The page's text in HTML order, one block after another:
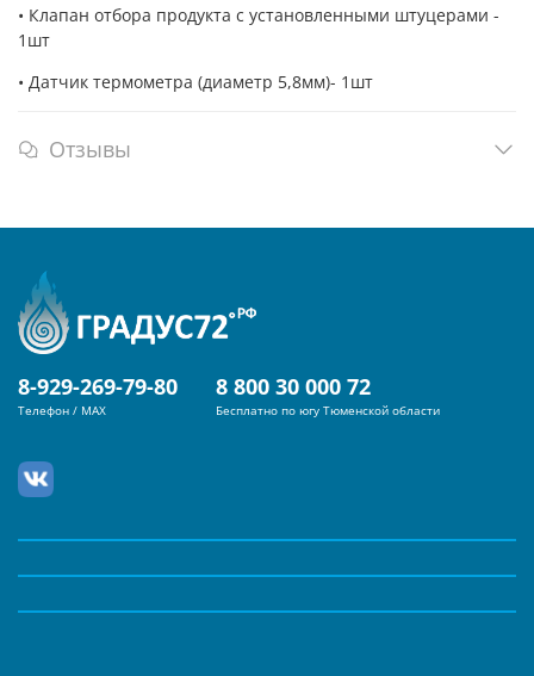
• Клапан отбора продукта с установленными штуцерами -
1шт
• Датчик термометра (диаметр 5,8мм)- 1шт
Отзывы
8-929-269-79-80
Телефон / MAX
8 800 30 000 72
Бесплатно по югу Тюменской области